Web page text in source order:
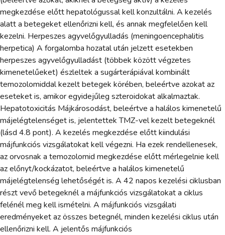
megkezdése előtt hepatológussal kell konzultálni. A kezelés
alatt a betegeket ellenőrizni kell, és annak megfelelően kell
kezelni. Herpeszes agyvelőgyulladás (meningoencephalitis
herpetica) A forgalomba hozatal után jelzett esetekben
herpeszes agyvelőgyulladást (többek között végzetes
kimenetelűeket) észleltek a sugárterápiával kombinált
temozolomiddal kezelt betegek körében, beleértve azokat az
eseteket is, amikor egyidejűleg szteroidokat alkalmaztak.
Hepatotoxicitás Májkárosodást, beleértve a halálos kimenetelű
májelégtelenséget is, jelentettek TMZ-vel kezelt betegeknél
(lásd 4.8 pont). A kezelés megkezdése előtt kiindulási
májfunkciós vizsgálatokat kell végezni. Ha ezek rendellenesek,
az orvosnak a temozolomid megkezdése előtt mérlegelnie kell
az előnyt/kockázatot, beleértve a halálos kimenetelű
májelégtelenség lehetőségét is. A 42 napos kezelési ciklusban
részt vevő betegeknél a májfunkciós vizsgálatokat a ciklus
felénél meg kell ismételni. A májfunkciós vizsgálati
eredményeket az összes betegnél, minden kezelési ciklus után
ellenőrizni kell. A jelentős májfunkciós